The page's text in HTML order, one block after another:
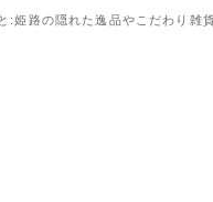
姫路の隠れた逸品やこだわり雑